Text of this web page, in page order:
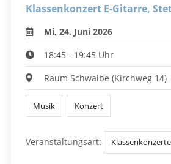
Klassenkonzert E-Gitarre,
Mi, 24. Juni 2026
18:45 - 19:45 Uhr
Raum Schwalbe (Kirchweg 14)
Musik Konzert
Veranstaltungsart: Klassenkonzerte